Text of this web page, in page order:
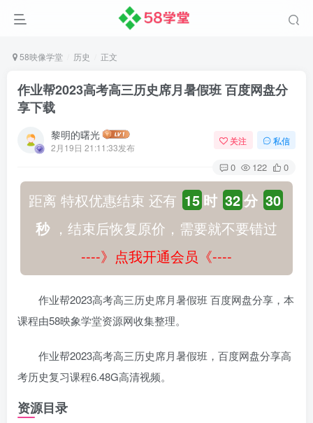
58映像学堂 历史 正文
作业帮2023高考高三历史席月暑假班 百度网盘分
享下载
黎明的曙光
2月19日 21:11:33发布
关注 私信
0 122 0
距离 特权优惠结束 还有 15 时 32分 29
秒，结束后恢复原价，需要就不要错过
----》点我开通会员《----
作业帮2023高考高三历史席月暑假班 百度网盘分享，本
课程由58映象学堂资源网收集整理。
作业帮2023高考高三历史席月暑假班，百度网盘分享高
考历史复习课程6.48G高清视频。
资源目录